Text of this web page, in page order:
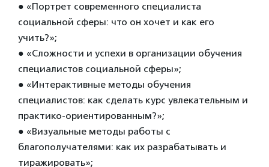
● «Портрет современного специалиста
социальной сферы: что он хочет и как его
учить?»;
● «Сложности и успехи в организации обучения
специалистов социальной сферы»;
● «Интерактивные методы обучения
специалистов: как сделать курс увлекательным и
практико-ориентированным?»;
● «Визуальные методы работы с
благополучателями: как их разрабатывать и
тиражировать»;